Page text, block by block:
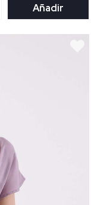
Añadir